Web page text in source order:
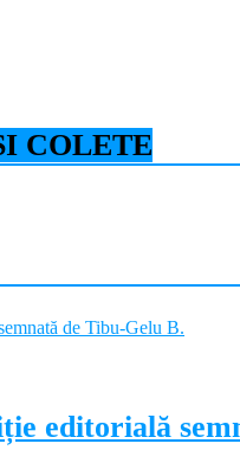
COLETE
editorială